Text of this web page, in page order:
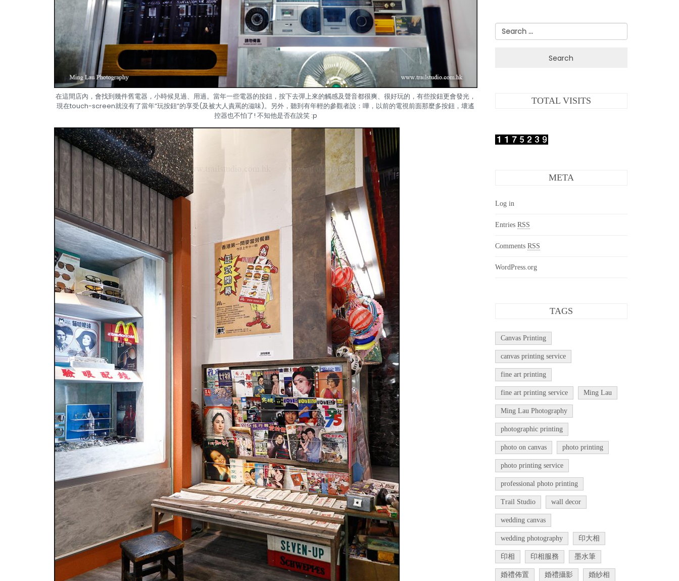
在這間店內，會找到幾件舊電器，小時候見過、用過。當年一些電器的按鈕，按下去彈上來的觸感及聲音都很爽、很好玩的，有些按鈕更會發光，
現在touch-screen就沒有了當年”玩按鈕”的享受(及被大人責罵的滋味)。另外，聽到有年輕的參觀者說：嘩，以前的電視前面那麼多按鈕，壞遙
控器也不怕了! 不知他是否在說笑 :p
Search
for:
TOTAL VISITS
META
Log in
Entries RSS
Comments RSS
WordPress.org
TAGS
Canvas Printing
canvas printing service
fine art printing
fine art printing service Ming Lau
Ming Lau Photography
photographic printing
photo on canvas photo printing
photo printing service
professional photo printing
Trail Studio wall decor
wedding canvas
wedding photography 印大相
印相 印相服務 墨水筆
婚禮佈置 婚禮攝影 婚紗相